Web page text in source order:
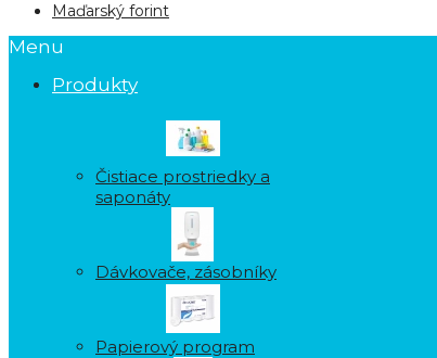
Maďarský forint
Menu
Produkty
Čistiace prostriedky a
saponáty
Dávkovače, zásobníky
Papierový program